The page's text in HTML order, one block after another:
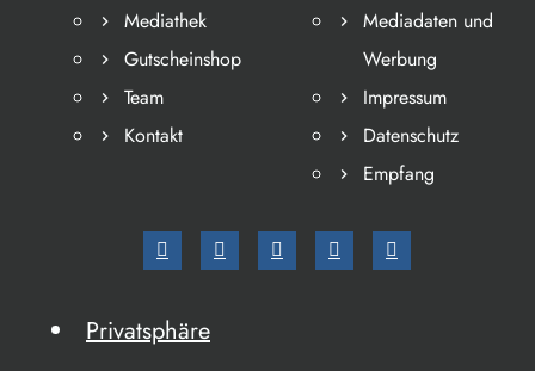
Mediathek
Gutscheinshop
Team
Kontakt
Mediadaten und
Werbung
Impressum
Datenschutz
Empfang
Privatsphäre